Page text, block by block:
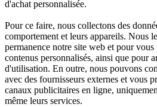
d'achat personnalisée.
Pour ce faire, nous collectons des
comportement et leurs appareils. Nous
permanence notre site web et pour
contenus personnalisés, ainsi que pour
d'utilisation. En outre, nous pouvons
avec des fournisseurs externes et vous
canaux publicitaires en ligne,
même leurs services.